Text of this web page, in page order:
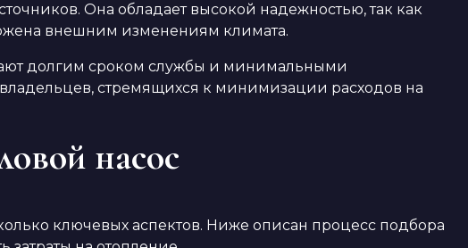
Она обладает высокой надежностью, так как
внешним изменениям климата.
долгим сроком службы и минимальными
стремящихся к минимизации расходов на
насос
ключевых аспектов. Ниже описан процесс подбора